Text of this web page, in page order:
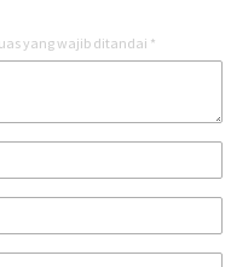
yang wajib ditandai *